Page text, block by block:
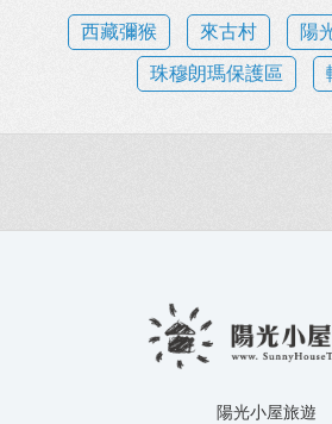
西藏彌猴 來古村 陽
珠穆朗瑪保護區
陽光小屋旅遊